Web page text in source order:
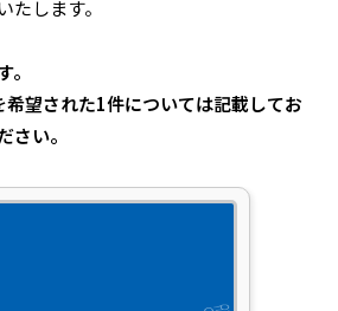
たします。
望された1件については記載してお
さい。